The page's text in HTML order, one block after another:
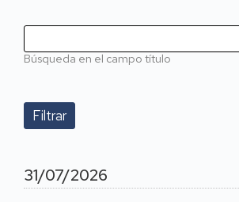
Búsqueda en el campo título
31/07/2026